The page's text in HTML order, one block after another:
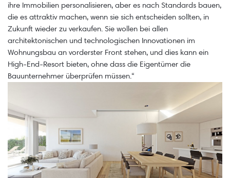
ihre Immobilien personalisieren, aber es nach Standards bauen,
die es attraktiv machen, wenn sie sich entscheiden sollten, in
Zukunft wieder zu verkaufen. Sie wollen bei allen
architektonischen und technologischen Innovationen im
Wohnungsbau an vorderster Front stehen, und dies kann ein
High-End-Resort bieten, ohne dass die Eigentümer die
Bauunternehmer überprüfen müssen.“